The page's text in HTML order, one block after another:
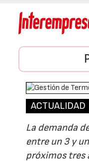
ACTUALIDAD
La demanda
entre un 3 y
próximos tres